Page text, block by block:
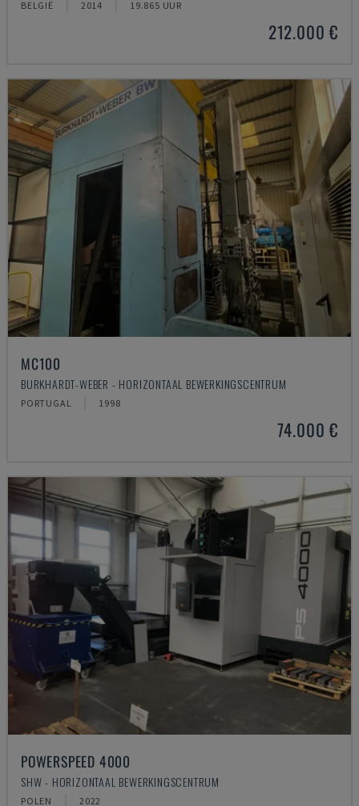
BELGIË 2014 19.865 UUR
212.000 €
MC100
BURKHARDT-WEBER - HORIZONTAAL BEWERKINGSCENTRUM
PORTUGAL 1998
74.000 €
POWERSPEED 4000
SHW - HORIZONTAAL BEWERKINGSCENTRUM
POLEN 2022